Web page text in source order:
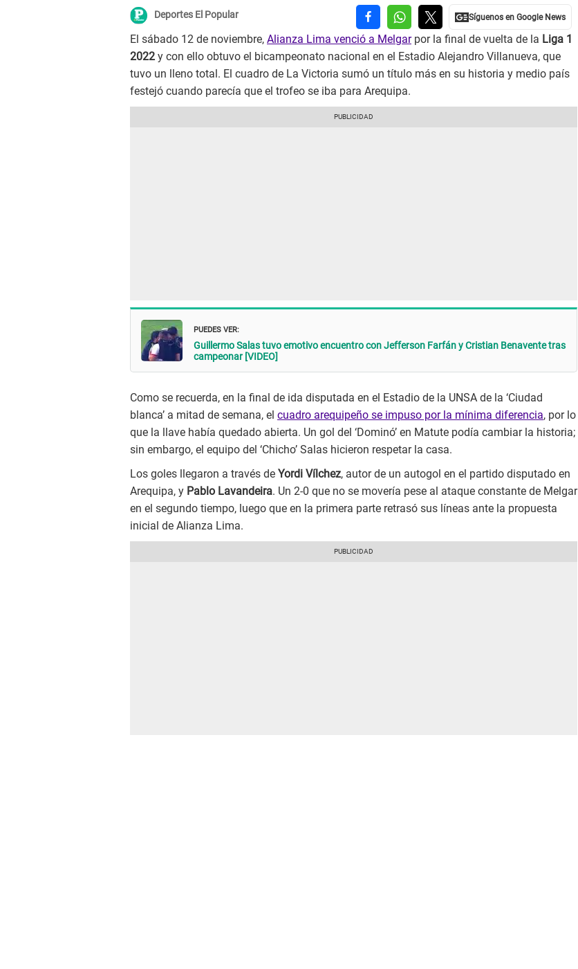
Deportes El Popular
El sábado 12 de noviembre, Alianza Lima venció a Melgarpor la final de vuelta de la Liga 1
2022 y con ello obtuvo el bicampeonato nacional en el Estadio Alejandro Villanueva, que
tuvo un lleno total. El cuadro de La Victoria sumó un título más en su historia y medio país
festejó cuando parecía que el trofeo se iba para Arequipa.
PUEDES VER:
Guillermo Salas tuvo emotivo encuentro con Jefferson Farfán y Cristian Benavente tras
campeonar [VIDEO]
Como se recuerda, en la final de ida disputada en el Estadio de la UNSA de la ‘Ciudad
blanca’ a mitad de semana, el cuadro arequipeño se impuso por la mínima diferencia, por lo
que la llave había quedado abierta. Un gol del ‘Dominó’ en Matute podía cambiar la historia;
sin embargo, el equipo del ‘Chicho’ Salas hicieron respetar la casa.
Los goles llegaron a través de Yordi Vílchez, autor de un autogol en el partido disputado en
Arequipa, y Pablo Lavandeira. Un 2-0 que no se movería pese al ataque constante de Melgar
en el segundo tiempo, luego que en la primera parte retrasó sus líneas ante la propuesta
inicial de Alianza Lima.